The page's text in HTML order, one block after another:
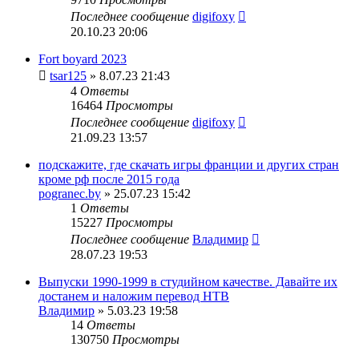
Последнее сообщение digifoxy
20.10.23 20:06
Fort boyard 2023
tsar125 » 8.07.23 21:43
4 Ответы
16464 Просмотры
Последнее сообщение digifoxy
21.09.23 13:57
подскажите, где скачать игры франции и других стран
кроме рф после 2015 года
pogranec.by » 25.07.23 15:42
1 Ответы
15227 Просмотры
Последнее сообщение Владимир
28.07.23 19:53
Выпуски 1990-1999 в студийном качестве. Давайте их
достанем и наложим перевод НТВ
Владимир » 5.03.23 19:58
14 Ответы
130750 Просмотры